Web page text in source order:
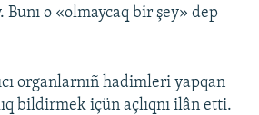
Bunı o «olmaycaq bir şey» dep
organlarnıñ hadimleri yapqan
bildirmek içün açlıqnı ilân etti.